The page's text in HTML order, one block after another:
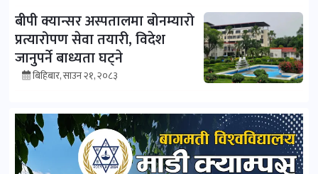
बीपी क्यान्सर अस्पतालमा बोनम्यारो
प्रत्यारोपण सेवा तयारी, विदेश
जानुपर्ने बाध्यता घट्ने
बिहिबार, साउन २१, २०८३